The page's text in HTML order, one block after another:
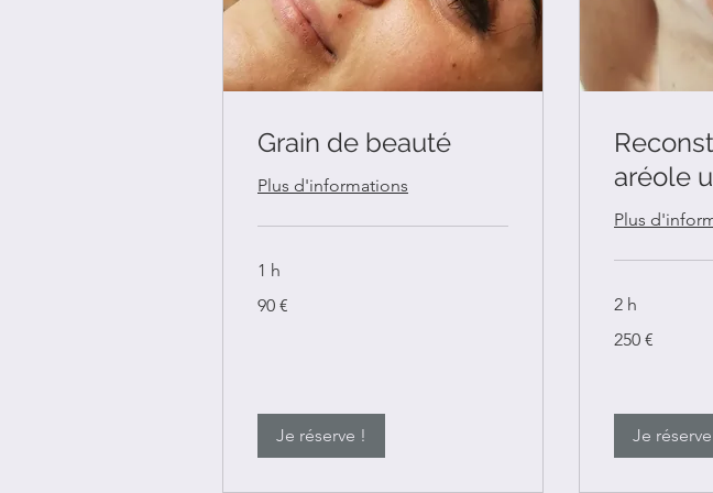
Grain de beauté
Plus d'informations
1 h
euros
90 €
Je réserve !
aréole
Plus
2 h
euros
250 €
Je